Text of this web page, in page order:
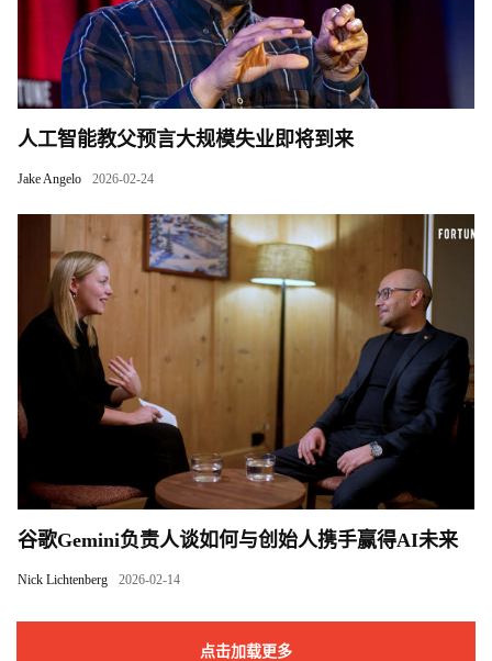
人工智能教父预言大规模失业即将到来
Jake Angelo 2026-02-24
谷歌Gemini负责人谈如何与创始人携手赢得AI未来
Nick Lichtenberg 2026-02-14
点击加载更多